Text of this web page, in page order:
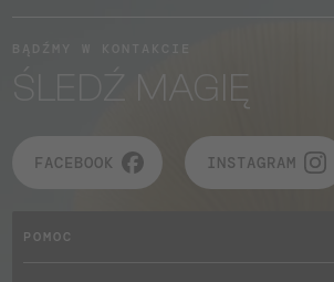
ŚLEDŹ MAGIĘ
FACEBOOK INSTAGRAM
POMOC